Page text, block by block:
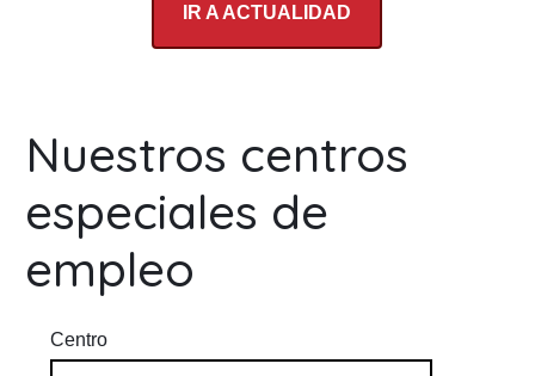
IR A ACTUALIDAD
Nuestros centros
especiales de
empleo
Centro